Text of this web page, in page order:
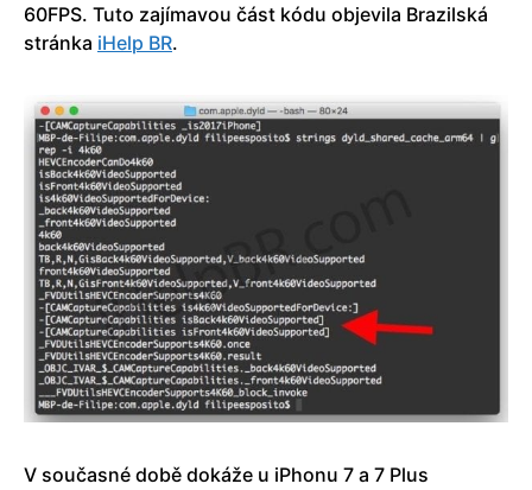
60FPS. Tuto zajímavou část kódu objevila Brazilská
stránka iHelp BR.
V současné době dokáže u iPhonu 7 a 7 Plus